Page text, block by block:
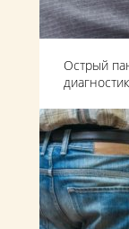
Острый